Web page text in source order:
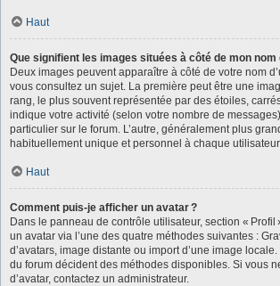
Haut
Que signifient les images situées à côté de mon nom
Deux images peuvent apparaître à côté de votre nom
vous consultez un sujet. La première peut être une
rang, le plus souvent représentée par des étoiles,
indique votre activité (selon votre nombre de
particulier sur le forum. L’autre, généralement plus
habituellement unique et personnel à chaque
Haut
Comment puis-je afficher un avatar ?
Dans le panneau de contrôle utilisateur, section « Profil
un avatar via l’une des quatre méthodes suivantes :
d’avatars, image distante ou import d’une image
du forum décident des méthodes disponibles. Si vous
d’avatar, contactez un administrateur.